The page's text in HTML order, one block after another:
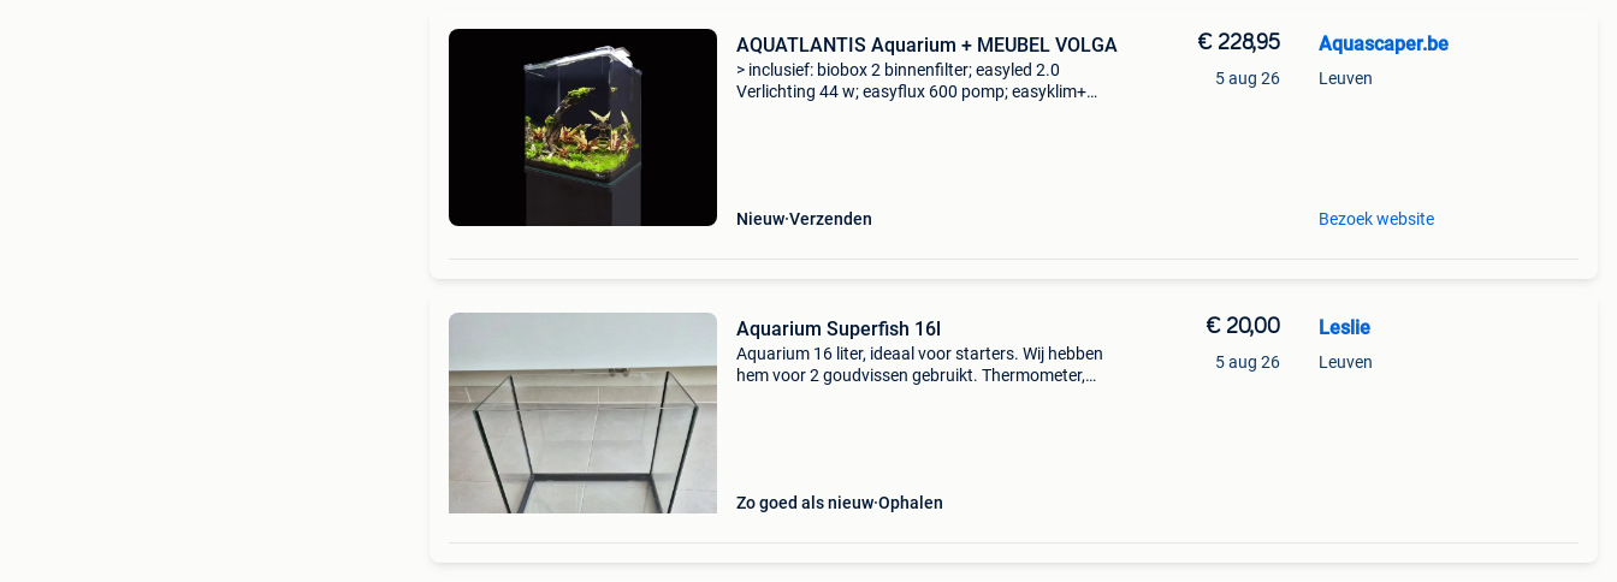
AQUATLANTIS Aquarium + MEUBEL VOLGA
> inclusief: biobox 2 binnenfilter; easyled 2.0
Verlichting 44 w; easyflux 600 pomp; easyklim+
Nieuw Verzenden
€ 228,95
5 aug 26
Aquascaper.be
Leuven
Bezoek website
Aquarium Superfish 16l
Aquarium 16 liter, ideaal voor starters. Wij hebben
hem voor 2 goudvissen gebruikt. Thermometer,
Zo goed als nieuw Ophalen
€ 20,00
5 aug 26
Leslie
Leuven